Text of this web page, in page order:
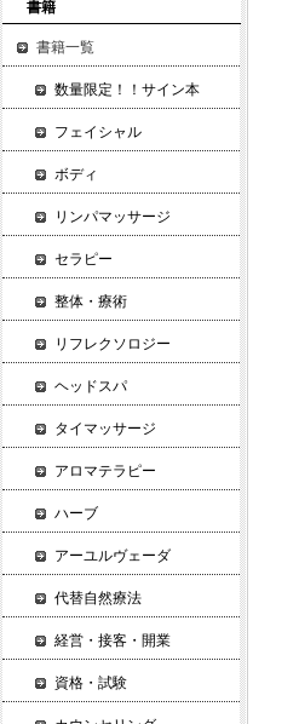
書籍
書籍一覧
数量限定！！サイン本
フェイシャル
ボディ
リンパマッサージ
セラピー
整体・療術
リフレクソロジー
ヘッドスパ
タイマッサージ
アロマテラピー
ハーブ
アーユルヴェーダ
代替自然療法
経営・接客・開業
資格・試験